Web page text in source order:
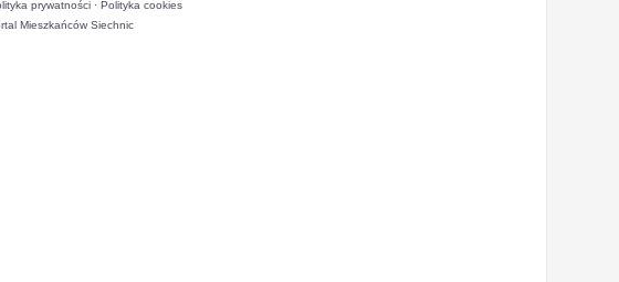
prywatności· Polityka cookies
Mieszkańców Siechnic